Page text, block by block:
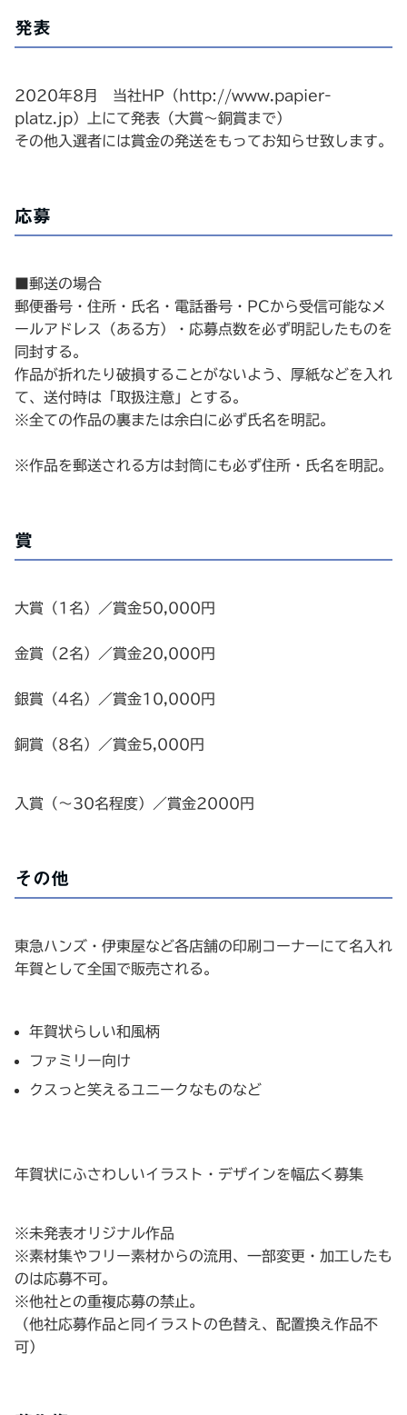
発表
2020年8月 当社HP（http://www.papier-
platz.jp）上にて発表（大賞〜銅賞まで）
その他入選者には賞金の発送をもってお知らせ致します。
応募
■郵送の場合
郵便番号・住所・氏名・電話番号・PCから受信可能なメ
ールアドレス（ある方）・応募点数を必ず明記したものを
同封する。
作品が折れたり破損することがないよう、厚紙などを入れ
て、送付時は「取扱注意」とする。
※全ての作品の裏または余白に必ず氏名を明記。
※作品を郵送される方は封筒にも必ず住所・氏名を明記。
賞
大賞（1名）／賞金50,000円
金賞（2名）／賞金20,000円
銀賞（4名）／賞金10,000円
銅賞（8名）／賞金5,000円
入賞（〜30名程度）／賞金2000円
その他
東急ハンズ・伊東屋など各店舗の印刷コーナーにて名入れ
年賀として全国で販売される。
年賀状らしい和風柄
ファミリー向け
クスっと笑えるユニークなものなど
年賀状にふさわしいイラスト・デザインを幅広く募集
※未発表オリジナル作品
※素材集やフリー素材からの流用、一部変更・加工したも
のは応募不可。
※他社との重複応募の禁止。
（他社応募作品と同イラストの色替え、配置換え作品不
可）